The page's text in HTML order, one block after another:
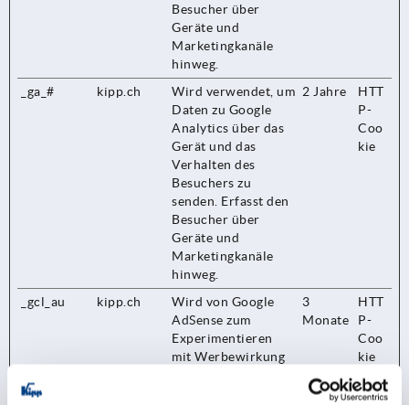
Besucher über
Geräte und
Marketingkanäle
hinweg.
_ga_# kipp.ch
Wird verwendet, um
Daten zu Google
Analytics über das
Gerät und das
Verhalten des
Besuchers zu
senden. Erfasst den
Besucher über
Geräte und
Marketingkanäle
hinweg.
2 Jahre
HTT
P-
Coo
kie
_gcl_au kipp.ch
Wird von Google
AdSense zum
Experimentieren
mit Werbewirkung
3
Monate
HTT
P-
Coo
kie